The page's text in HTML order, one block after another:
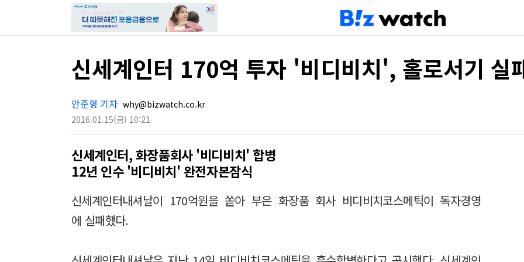
신세계인터 170억 투자 '비디비치', 홀로서기 실
안준형 기자 why@bizwatch.co.kr
2016.01.15(금) 10:21
신세계인터, 화장품회사 '비디비치' 합병
12년 인수 '비디비치' 완전자본잠식
신세계인터내셔날이 170억원을 쏟아 부은 화장품 회사 비디비치코스메틱이 독자경영
에 실패했다.